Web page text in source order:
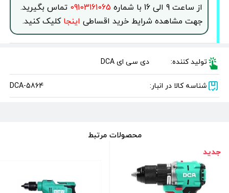
از ساعت 9 الی 16 با شماره
09103161065 تماس بگیرید.
جهت مشاهده شرایط خرید اقساطی اینجاکلیک کنید.
تولید کننده: دی سی ای DCA
شناسه کالا در انبار: DCA-5864
محصولات مرتبط
جدید